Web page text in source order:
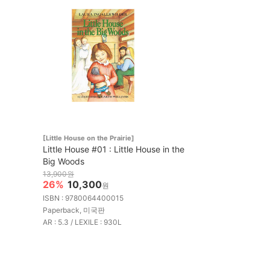
[Little House on the Prairie]
Little House #01 : Little House in the
Big Woods
13,900원
26% 10,300원
ISBN : 9780064400015
Paperback, 미국판
AR : 5.3 / LEXILE : 930L